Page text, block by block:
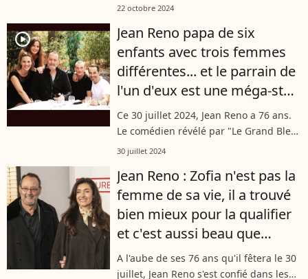
rendu dans "C à vous la suite" pour
garous" le lundi 21 octobre 2024 sur
France...
22 octobre 2024
player2
Jean Reno papa de six
enfants avec trois femmes
différentes... et le parrain de
l'un d'eux est une méga-star
mondiale
Ce 30 juillet 2024, Jean Reno a 76 ans.
Le comédien révélé par "Le Grand Bleu"
a eu une vie sentimentale agitée, lui
Geneviève, Nathalie et Zofia,...
30 juillet 2024
Jean Reno : Zofia n'est pas la
femme de sa vie, il a trouvé
bien mieux pour la qualifier
et c'est aussi beau que
déroutant...
A l'aube de ses 76 ans qu'il fêtera le 30
juillet, Jean Reno s'est confié dans les